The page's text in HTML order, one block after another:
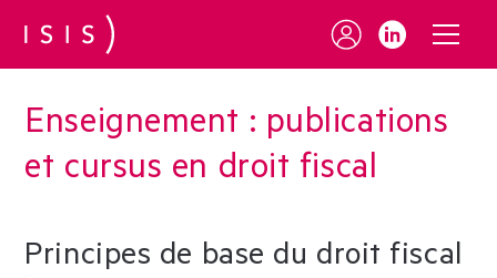
Enseignement : publications
et cursus en droit fiscal
Principes de base du droit fiscal